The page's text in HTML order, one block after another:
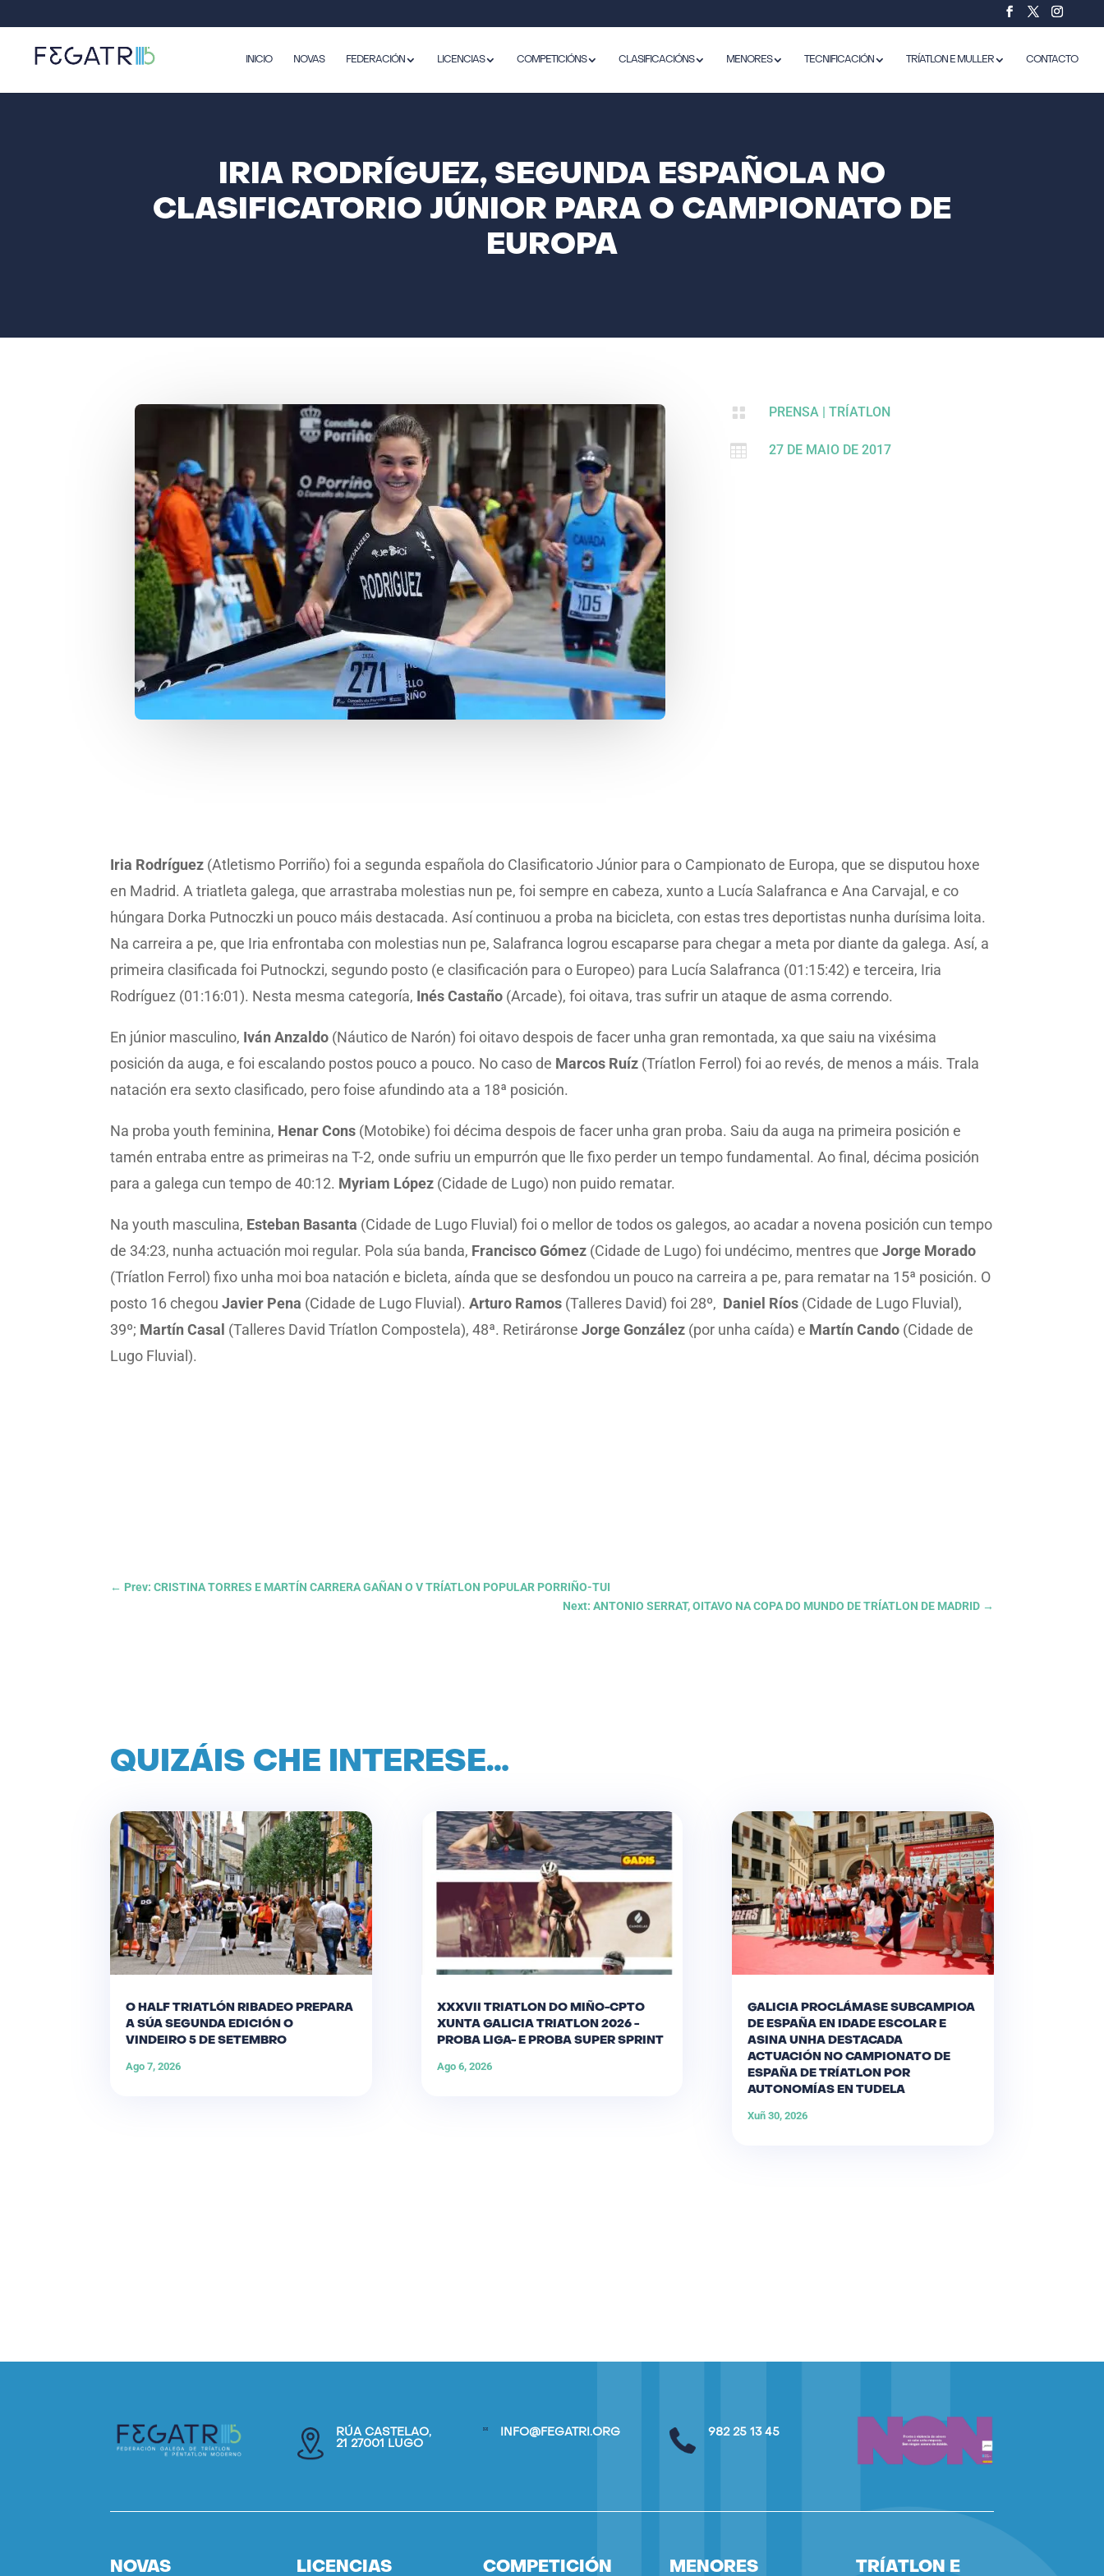
INICIO NOVAS FEDERACIÓN LICENCIAS COMPETICIÓNS CLASIFICACIÓNS MENORES TECNIFICACIÓN TRÍATLON E MULLER CONTACTO
IRIA RODRÍGUEZ, SEGUNDA ESPAÑOLA NO
CLASIFICATORIO JÚNIOR PARA O CAMPIONATO DE
EUROPA
 PRENSA |TRÍATLON
 27 DE MAIO DE 2017
Iria Rodríguez (Atletismo Porriño) foi a segunda española do Clasificatorio Júnior para o Campionato de Europa, que se disputou hoxe
en Madrid. A triatleta galega, que arrastraba molestias nun pe, foi sempre en cabeza, xunto a Lucía Salafranca e Ana Carvajal, e co
húngara Dorka Putnoczki un pouco máis destacada. Así continuou a proba na bicicleta, con estas tres deportistas nunha durísima loita.
Na carreira a pe, que Iria enfrontaba con molestias nun pe, Salafranca logrou escaparse para chegar a meta por diante da galega. Así, a
primeira clasificada foi Putnockzi, segundo posto (e clasificación para o Europeo) para Lucía Salafranca (01:15:42) e terceira, Iria
Rodríguez (01:16:01). Nesta mesma categoría, Inés Castaño (Arcade), foi oitava, tras sufrir un ataque de asma correndo.
En júnior masculino, Iván Anzaldo (Náutico de Narón) foi oitavo despois de facer unha gran remontada, xa que saiu na vixésima
posición da auga, e foi escalando postos pouco a pouco. No caso de Marcos Ruíz (Tríatlon Ferrol) foi ao revés, de menos a máis. Trala
natación era sexto clasificado, pero foise afundindo ata a 18ª posición.
Na proba youth feminina, Henar Cons (Motobike) foi décima despois de facer unha gran proba. Saiu da auga na primeira posición e
tamén entraba entre as primeiras na T-2, onde sufriu un empurrón que lle fixo perder un tempo fundamental. Ao final, décima posición
para a galega cun tempo de 40:12. Myriam López (Cidade de Lugo) non puido rematar.
Na youth masculina, Esteban Basanta (Cidade de Lugo Fluvial) foi o mellor de todos os galegos, ao acadar a novena posición cun tempo
de 34:23, nunha actuación moi regular. Pola súa banda, Francisco Gómez (Cidade de Lugo) foi undécimo, mentres queJorge Morado
(Tríatlon Ferrol) fixo unha moi boa natación e bicleta, aínda que se desfondou un pouco na carreira a pe, para rematar na 15ª posición. O
posto 16 chegouJavier Pena (Cidade de Lugo Fluvial).Arturo Ramos (Talleres David) foi 28º, Daniel Ríos (Cidade de Lugo Fluvial),
39º; Martín Casal (Talleres David Tríatlon Compostela), 48ª. RetiráronseJorge González (por unha caída) e Martín Cando (Cidade de
Lugo Fluvial).
← Prev: CRISTINA TORRES E MARTÍN CARRERA GAÑAN O V TRÍATLON POPULAR PORRIÑO-TUI
Next: ANTONIO SERRAT, OITAVO NA COPA DO MUNDO DE TRÍATLON DE MADRID→
QUIZÁIS CHE INTERESE…
O HALF TRIATLÓN RIBADEO PREPARA
A SÚA SEGUNDA EDICIÓN O
VINDEIRO 5 DE SETEMBRO
Ago 7, 2026
XXXVII TRIATLON DO MIÑO-CPTO
XUNTA GALICIA TRIATLON 2026 -
PROBA LIGA- E PROBA SUPER SPRINT
Ago 6, 2026
GALICIA PROCLÁMASE SUBCAMPIOA
DE ESPAÑA EN IDADE ESCOLAR E
ASINA UNHA DESTACADA
ACTUACIÓN NO CAMPIONATO DE
ESPAÑA DE TRÍATLON POR
AUTONOMÍAS EN TUDELA
Xuñ 30, 2026
RÚA CASTELAO,
21 27001 LUGO
INFO@FEGATRI.ORG 982 25 13 45
NOVAS LICENCIAS
COMPETICIÓN
MENORES
TRÍATLON E